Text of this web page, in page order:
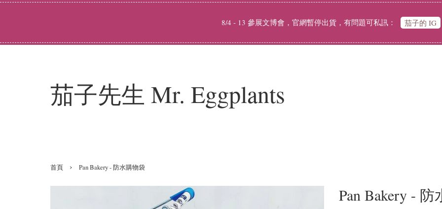
茄子的 IG
茄子先生 Mr. Eggplants
首頁 › Pan Bakery - 防水購物袋
Pan Bakery -